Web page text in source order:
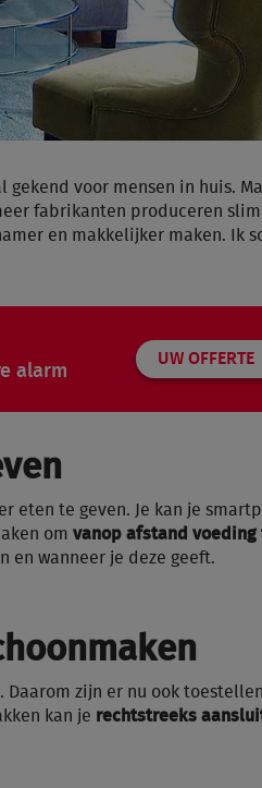
voor mensen in huis.
fabrikanten produceren
en makkelijker maken. Ik
UW OFFERTE
alarm
eten te geven. Je kan je
om vanop afstand voeding
en wanneer je deze geeft.
Daarom zijn er nu ook
kan je rechtstreeks